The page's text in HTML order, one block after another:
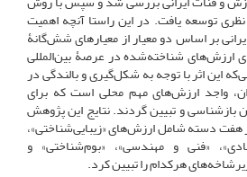
توسعه یافت. در این راستا آنچه اهمیت
بر اساس دو معیار از معیارهای شش‌گانۀ
ارزش‌های شناخته‌شده در عرصۀ بین‌المللی
این اثر با توجه به شکل‌گیری و بالندگی در
واجد ارزش‌های مهم محلی است که برای
بازشناسی و تبیین گردند. نتایج این پژوهش
هفت دسته شامل ارزش‌های «زیبایی‌شناختی»،
«فنی و مهندسی»، «بوم‌شناختی» و
هرکدام را تبیین کرد.